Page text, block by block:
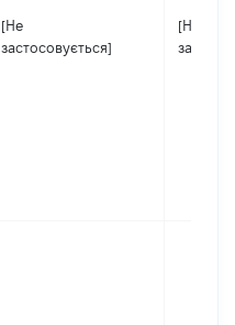
[Не
застосовується]
[Не